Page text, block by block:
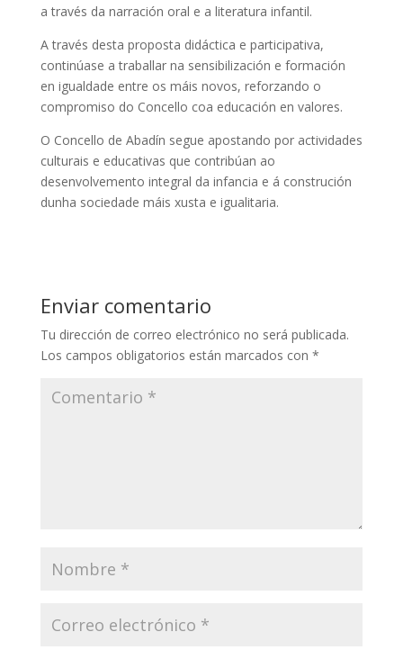
a través da narración oral e a literatura infantil.
A través desta proposta didáctica e participativa,
continúase a traballar na sensibilización e formación
en igualdade entre os máis novos, reforzando o
compromiso do Concello coa educación en valores.
O Concello de Abadín segue apostando por actividades
culturais e educativas que contribúan ao
desenvolvemento integral da infancia e á construción
dunha sociedade máis xusta e igualitaria.
Enviar comentario
Tu dirección de correo electrónico no será publicada.
Los campos obligatorios están marcados con *